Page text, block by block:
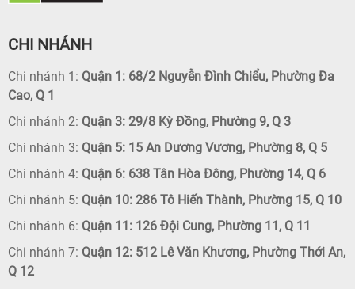
CHI NHÁNH
Chi nhánh 1: Quận 1: 68/2 Nguyễn Đình Chiểu, Phường Đa
Cao, Q 1
Chi nhánh 2: Quận 3: 29/8 Kỳ Đồng, Phường 9, Q 3
Chi nhánh 3: Quận 5: 15 An Dương Vương, Phường 8, Q 5
Chi nhánh 4: Quận 6: 638 Tân Hòa Đông, Phường 14, Q 6
Chi nhánh 5: Quận 10: 286 Tô Hiến Thành, Phường 15, Q 10
Chi nhánh 6: Quận 11: 126 Đội Cung, Phường 11, Q 11
Chi nhánh 7: Quận 12: 512 Lê Văn Khương, Phường Thới An,
Q 12